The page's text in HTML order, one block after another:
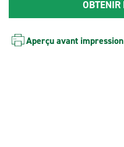
Aperçu avant impression